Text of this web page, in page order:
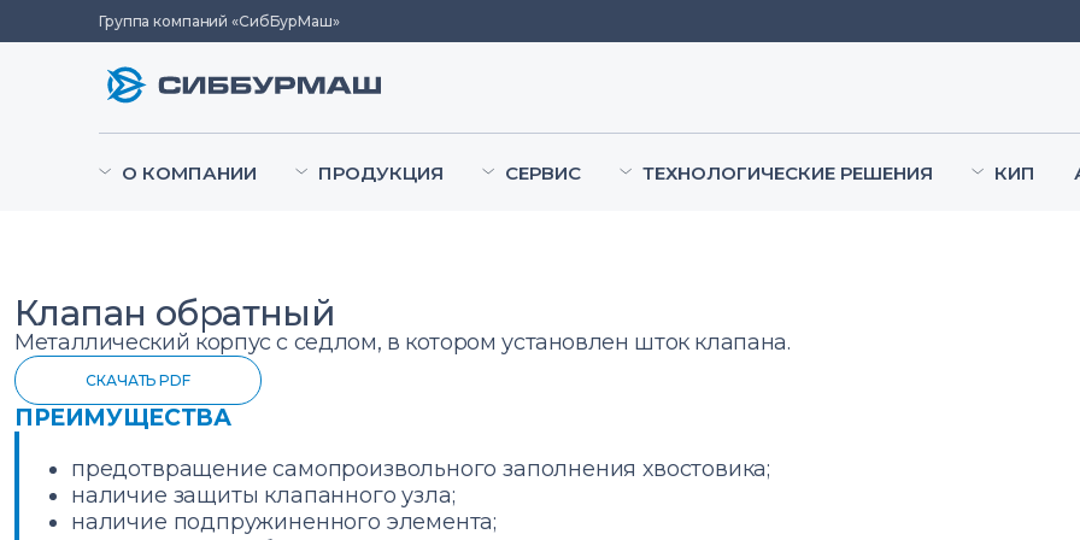
Группа компаний «СибБурМаш»
О КОМПАНИИ ПРОДУКЦИЯ СЕРВИС ТЕХНОЛОГИЧЕСКИЕ РЕШЕНИЯ КИП
Клапан обратный
Металлический корпус с седлом, в котором установлен шток клапана.
СКАЧАТЬ PDF
ПРЕИМУЩЕСТВА
предотвращение самопроизвольного заполнения хвостовика;
наличие защиты клапанного узла;
наличие подпружиненного элемента;